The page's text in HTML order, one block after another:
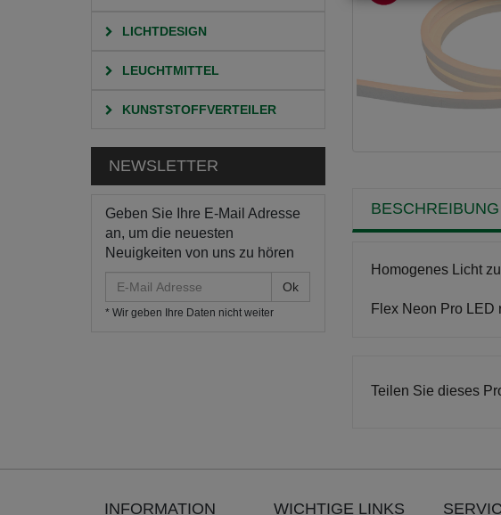
LICHTDESIGN
LEUCHTMITTEL
KUNSTSTOFFVERTEILER
NEWSLETTER
Geben Sie Ihre E-Mail Adresse
an, um die neuesten
Neuigkeiten von uns zu hören
Mail
Adresse
* Wir geben Ihre Daten nicht weiter
BESCHREIBUNG
Homogenes Licht
Flex Neon Pro LED
Teilen Sie dieses
INFORMATION WICHTIGE LINKS